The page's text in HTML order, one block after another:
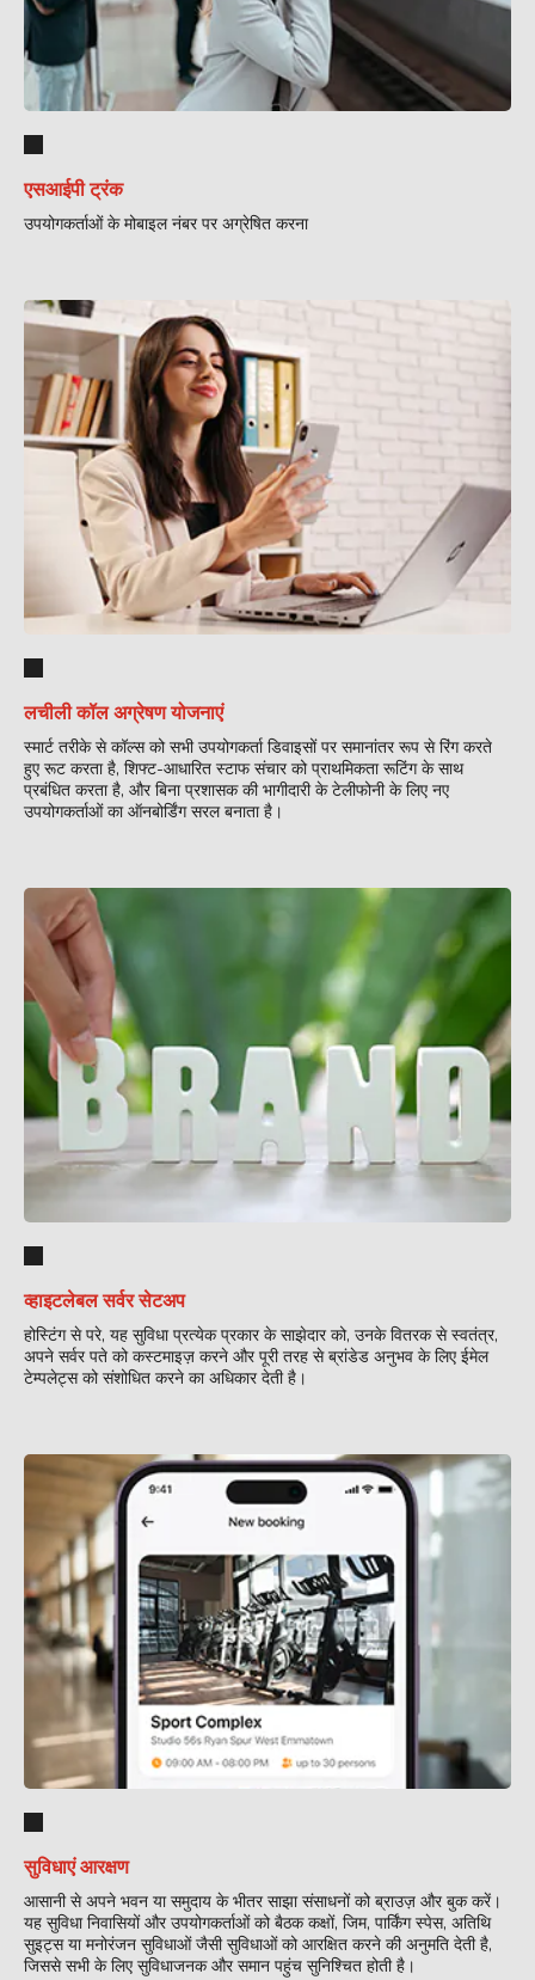
एसआईपी ट्रंक
उपयोगकर्ताओं के मोबाइल नंबर पर अग्रेषित करना
लचीली कॉल अग्रेषण योजनाएं
स्मार्ट तरीके से कॉल्स को सभी उपयोगकर्ता डिवाइसों पर समानांतर रूप से रिंग करते
हुए रूट करता है, शिफ्ट-आधारित स्टाफ संचार को प्राथमिकता रूटिंग के साथ
प्रबंधित करता है, और बिना प्रशासक की भागीदारी के टेलीफोनी के लिए नए
उपयोगकर्ताओं का ऑनबोर्डिंग सरल बनाता है।
व्हाइटलेबल सर्वर सेटअप
होस्टिंग से परे, यह सुविधा प्रत्येक प्रकार के साझेदार को, उनके वितरक से स्वतंत्र,
अपने सर्वर पते को कस्टमाइज़ करने और पूरी तरह से ब्रांडेड अनुभव के लिए ईमेल
टेम्पलेट्स को संशोधित करने का अधिकार देती है।
सुविधाएं आरक्षण
आसानी से अपने भवन या समुदाय के भीतर साझा संसाधनों को ब्राउज़ और बुक करें।
यह सुविधा निवासियों और उपयोगकर्ताओं को बैठक कक्षों, जिम, पार्किंग स्पेस, अतिथि
सुइट्स या मनोरंजन सुविधाओं जैसी सुविधाओं को आरक्षित करने की अनुमति देती है,
जिससे सभी के लिए सुविधाजनक और समान पहुंच सुनिश्चित होती है।